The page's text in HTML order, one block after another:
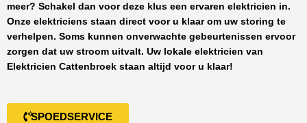
meer? Schakel dan voor deze klus een ervaren elektricien in.
Onze elektriciens staan direct voor u klaar om uw storing te
verhelpen. Soms kunnen onverwachte gebeurtenissen ervoor
zorgen dat uw stroom uitvalt. Uw lokale elektricien van
Elektricien Cattenbroek staan altijd voor u klaar!
SPOEDSERVICE